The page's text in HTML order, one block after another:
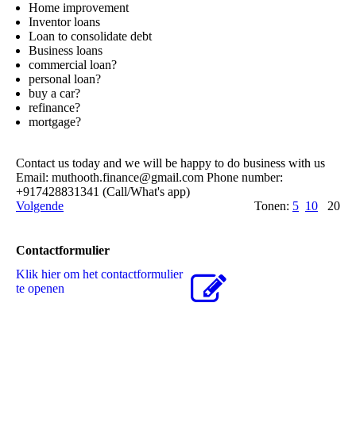
Home improvement
Inventor loans
Loan to consolidate debt
Business loans
commercial loan?
personal loan?
buy a car?
refinance?
mortgage?
Contact us today and we will be happy to do business with us
Email: muthooth.­finance@­gmail.­com Phone number:
+917428831341 (Call/What's app)
Volgende
Tonen: 5 10 20
Contactformulier
Klik hier om het contactformulier
te openen